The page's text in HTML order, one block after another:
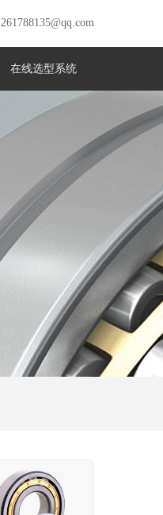
261788135@qq.com
在线选型系统